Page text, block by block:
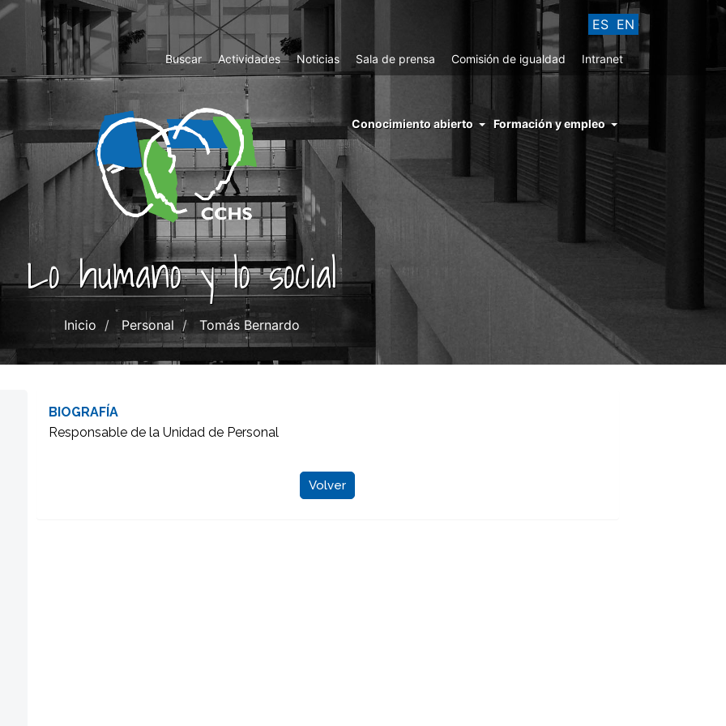
ES EN
Top
Menu
Buscar Actividades Noticias Sala de prensa Comisión de igualdad Intranet
menu
right
cchs
conocimiento
abierto
Conocimiento abierto Formación y empleo
Lo humano y lo social
Inicio Personal Tomás Bernardo
BIOGRAFÍA
Responsable de la Unidad de Personal
Volver